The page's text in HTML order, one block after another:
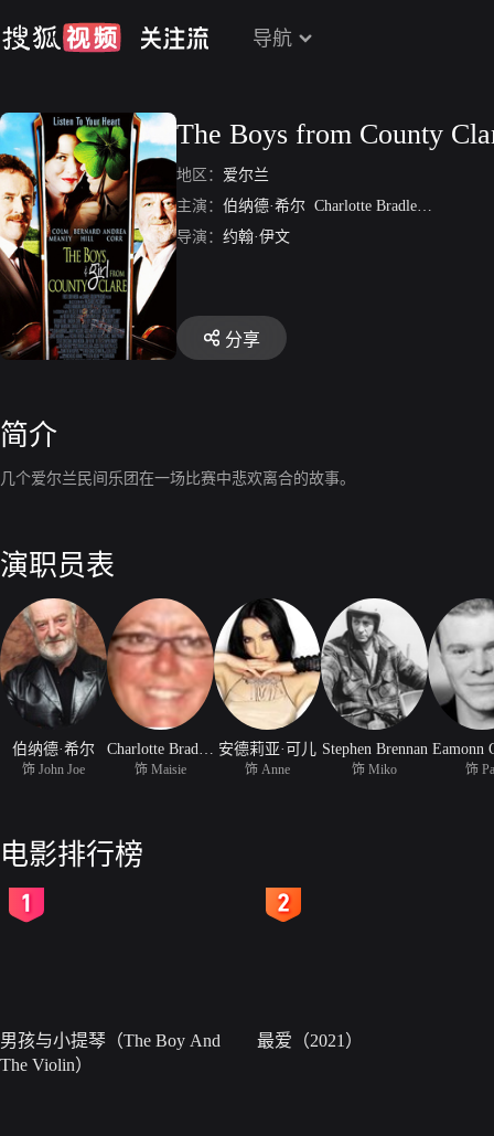
导航
The Boys from County
地区： 爱尔兰
主演： 伯纳德·希尔 Charlotte Bradley
导演： 约翰·伊文
分享
简介
几个爱尔兰民间乐团在一场比赛中悲欢离合的故事。
演职员表
伯纳德·希尔
饰 John Joe 饰 Maisie
安德莉亚·可儿
饰 Anne
Stephen Brennan
饰 Miko
Eamonn
饰
电影排行榜
男孩与小提琴（The Boy And
The Violin）
最爱（2021）